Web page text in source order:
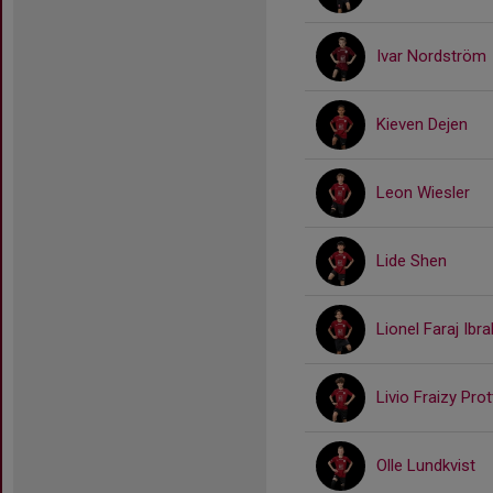
Ivar Nordström
Kieven Dejen
Leon Wiesler
Lide Shen
Lionel Faraj
Livio Fraizy
Olle Lundkvist